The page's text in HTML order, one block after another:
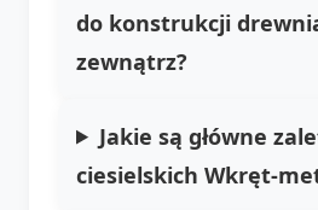
do konstrukcji
zewnątrz?
Jakie są główne
ciesielskich Wkręt-